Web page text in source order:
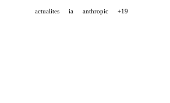
Agents.
actualites ia anthropic +19